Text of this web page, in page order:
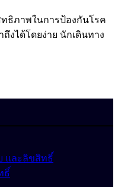
ธิภาพในการป้องกันโรค
งได้โดยง่าย นักเดินทาง
และลิขสิทธิ์
ธิ์